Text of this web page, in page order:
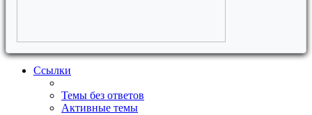
Ссылки
Темы без ответов
Активные темы